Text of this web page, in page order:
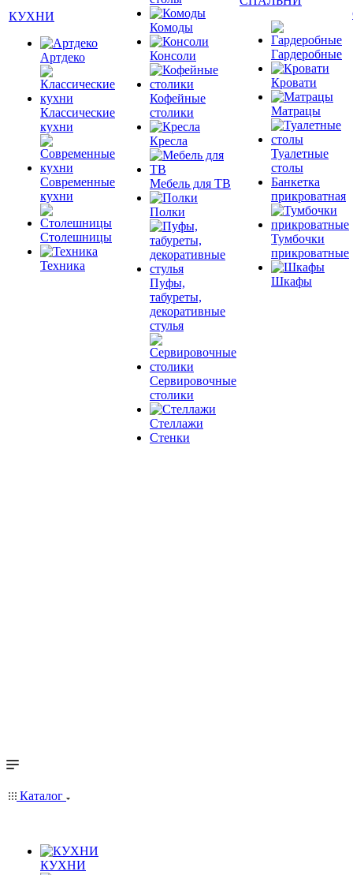
КУХНИ
Артдеко
Классические
кухни
Современные
кухни
Столешницы
Техника
Комоды
Консоли
Кофейные
столики
Кресла
Мебель для ТВ
Полки
Пуфы,
табуреты,
декоративные
стулья
Сервировочные
столики
Стеллажи
Стенки
Гардеробные
Кровати
Матрацы
Туалетные
столы
Банкетка
прикроватная
Тумбочки
прикроватные
Шкафы
Каталог
КУХНИ